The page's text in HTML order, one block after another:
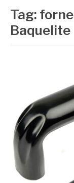
Tag:
Baquelite